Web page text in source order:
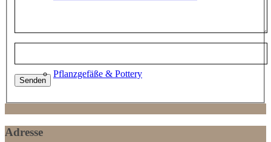
Pflanzgefäße & Pottery
Adresse